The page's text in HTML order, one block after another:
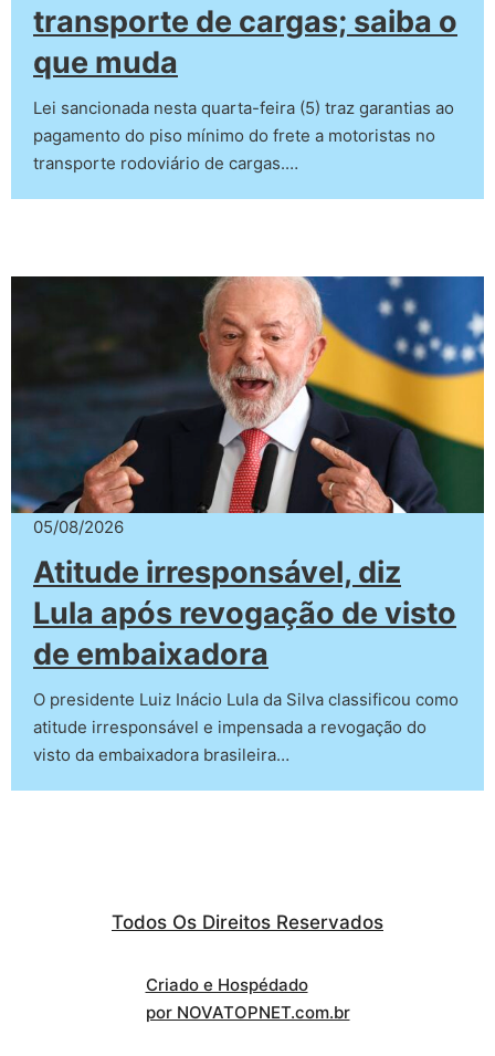
transporte de cargas; saiba o
que muda
Lei sancionada nesta quarta-feira (5) traz garantias ao
pagamento do piso mínimo do frete a motoristas no
transporte rodoviário de cargas.…
05/08/2026
Atitude irresponsável, diz
Lula após revogação de visto
de embaixadora
O presidente Luiz Inácio Lula da Silva classificou como
atitude irresponsável e impensada a revogação do
visto da embaixadora brasileira…
Todos Os Direitos Reservados
Criado e Hospédado
por NOVATOPNET.com.br